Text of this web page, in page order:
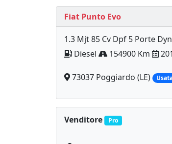
Fiat Punto Evo
1.3 Mjt 85 Cv Dpf 5 Porte
Diesel
154900 Km
73037 Poggiardo (LE)
Venditore Pro